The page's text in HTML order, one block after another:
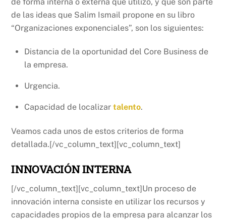
de las ideas que Salim Ismail propone en su libro
“Organizaciones exponenciales”, son los siguientes:
Distancia de la oportunidad del Core Business de
la empresa.
Urgencia.
Capacidad de localizar talento.
Veamos cada unos de estos criterios de forma
detallada.[/vc_column_text][vc_column_text]
INNOVACIÓN INTERNA
[/vc_column_text][vc_column_text]Un proceso de
innovación interna consiste en utilizar los recursos y
capacidades propios de la empresa para alcanzar los